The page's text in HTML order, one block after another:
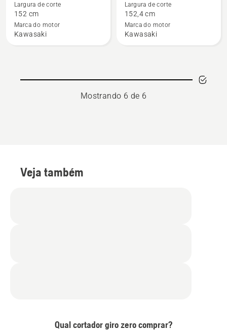
about
Cortador
Giro
Largura de corte
152 cm
Marca do motor
Kawasaki
about
Cortador
Giro
Largura de corte
152,4 cm
Marca do motor
Kawasaki
Mostrando 6 de 6
Veja também
Qual cortador giro zero comprar?